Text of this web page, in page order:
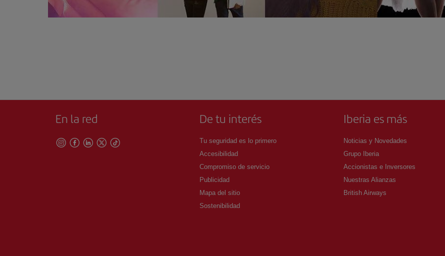
En la red De tu interés
Tu seguridad es lo primero
Accesibilidad
Compromiso de servicio
Publicidad
Mapa del sitio
Sostenibilidad
Iberia es más
Noticias y Novedades
Grupo Iberia
Accionistas e Inversores
Nuestras Alianzas
British Airways